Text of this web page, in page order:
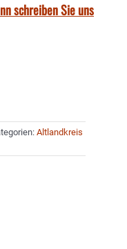
schreiben Sie uns
Altlandkreis